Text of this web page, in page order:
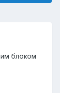
блоком